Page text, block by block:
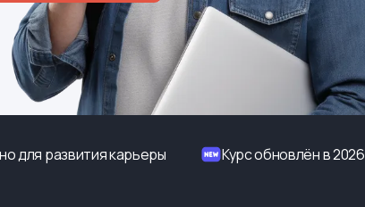
для развития карьеры Курс обновлён в 2026